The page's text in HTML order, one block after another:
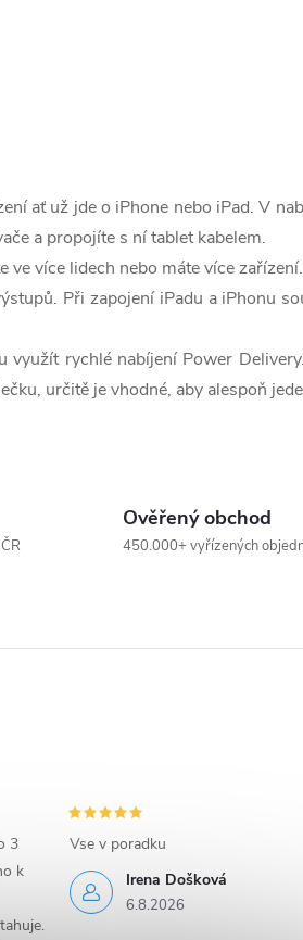
ať už jde o iPhone nebo iPad. V
a propojíte s ní tablet kabelem.
více lidech nebo máte více
Při zapojení iPadu a iPhonu
rychlé nabíjení Power
určitě je vhodné, aby alespoň
Ověřený obchod
450.000+ vyřízených
3
k
Irena Došková
6.8.2026
Vse v poradku